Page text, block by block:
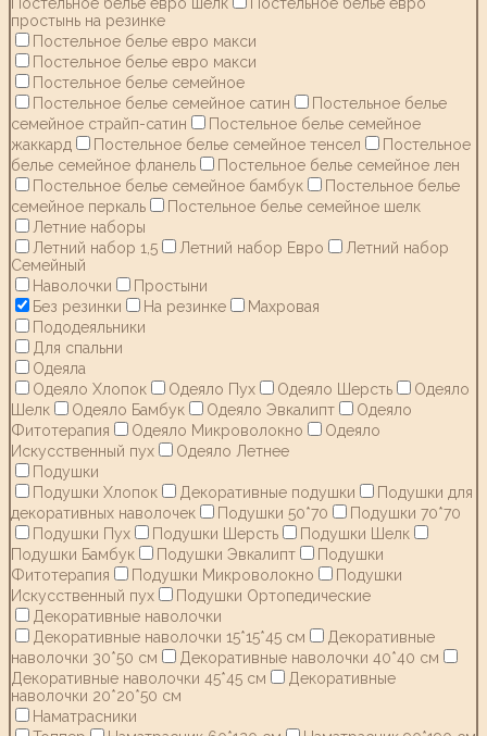
простынь на резинке
Постельное белье евро макси
Постельное белье евро макси
Постельное белье семейное
Постельное белье семейное сатин
Постельное белье
семейное страйп-сатин
Постельное белье семейное
жаккард
Постельное белье семейное тенсел
Постельное
белье семейное фланель
Постельное белье семейное лен
Постельное белье семейное бамбук
Постельное белье
семейное перкаль
Постельное белье семейное шелк
Летние наборы
Летний набор 1,5
Летний набор Евро
Летний набор
Семейный
Наволочки
Простыни
Без резинки
На резинке
Махровая
Пододеяльники
Для спальни
Одеяла
Одеяло Хлопок
Одеяло Пух Одеяло Шерсть
Одеяло
Шелк
Одеяло Бамбук Одеяло Эвкалипт
Одеяло
Фитотерапия
Одеяло Микроволокно
Одеяло
Искусственный пух
Одеяло Летнее
Подушки
Подушки Хлопок
Декоративные подушки
Подушки для
декоративных наволочек
Подушки 50*70
Подушки 70*70
Подушки Пух
Подушки Шерсть
Подушки Шелк
Подушки Бамбук
Подушки Эвкалипт
Подушки
Фитотерапия
Подушки Микроволокно
Подушки
Искусственный пух
Подушки Ортопедические
Декоративные наволочки
Декоративные наволочки 15*15*45 см
Декоративные
наволочки 30*50 см
Декоративные наволочки 40*40 см
Декоративные наволочки 45*45 см
Декоративные
наволочки 20*20*50 см
Наматрасники